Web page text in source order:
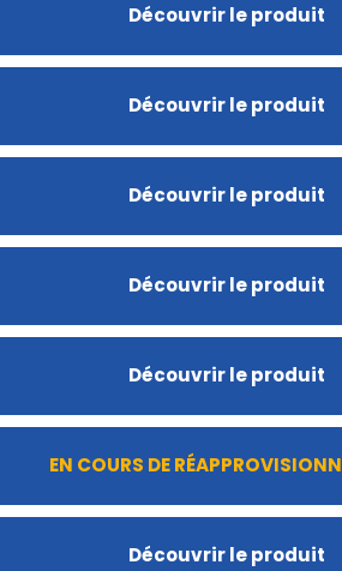
Découvrir le produit
Découvrir le produit
Découvrir le produit
Découvrir le produit
Découvrir le produit
EN COURS DE
Découvrir le produit